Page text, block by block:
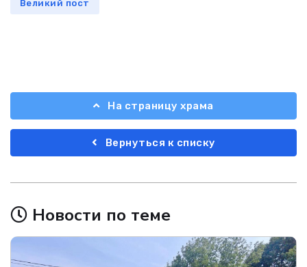
Великий пост
На страницу храма
Вернуться к списку
Новости по теме